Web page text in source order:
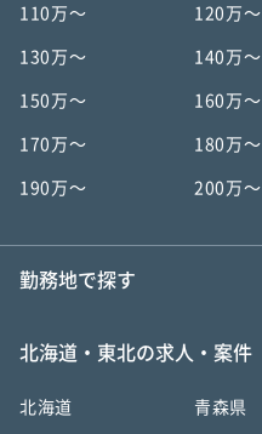
110万〜 120万〜
130万〜 140万〜
150万〜 160万〜
170万〜 180万〜
190万〜 200万〜
勤務地で探す
北海道・東北の求人・案件
北海道 青森県